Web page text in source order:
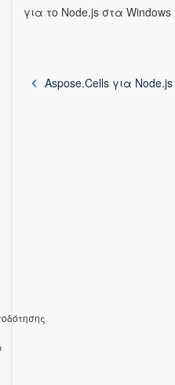
για το Node.js στα Windows
Aspose.Cells για